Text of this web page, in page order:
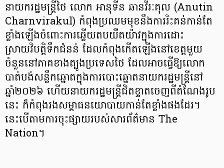
នាយករដ្ឋមន្ត្រីថៃ លោក អានុទីន ឆានវីរៈគុល (Anutin
Charnvirakul) កំពុងប្រឈមមុខនឹងការរិះគន់កាន់តែ
ខ្លាំងឡើងចំពោះការឆ្លើយតបយឺតយ៉ាវក្នុងការដោះ
ស្រាយវិបត្តិទឹកជំនន់ ដែលកំពុងកើតឡើងនៅខេត្តមួយ
ចំនួននៅភាគខាងត្បូងប្រទេសថៃ ដែលអាចធ្វើឱ្យលោក
បាត់បង់សន្លឹកឆ្នោតក្នុងការបោះឆ្នោតនាយករដ្ឋមន្ត្រីនៅ
ឆ្នាំ២០២៦ ហើយនាយករដ្ឋមន្ត្រីជិតខ្ទាតចេញពីតំណែងរូប
នេះ ក៏កំពុងរងសម្ពាធនយោបាយកាន់តែខ្លាំងផងដែរ។
នេះបើតាមការចុះផ្សាយរបស់សារព័ត៌មាន The
Nation។